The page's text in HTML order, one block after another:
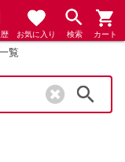
お気に入り 検索 カート
覧